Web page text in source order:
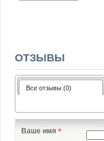
ОТЗЫВЫ
Все отзывы (0)
Ваше имя*